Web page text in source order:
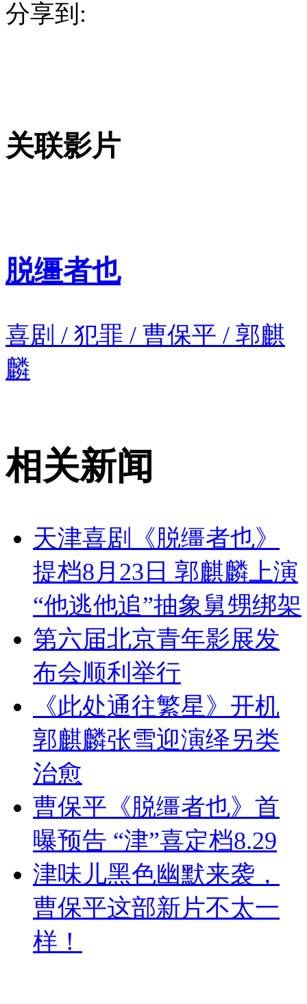
分享到:
关联影片
脱缰者也
喜剧 / 犯罪 / 曹保平 / 郭麒
麟
相关新闻
天津喜剧《脱缰者也》
提档8月23日 郭麒麟上演
“他逃他追”抽象舅甥绑架
第六届北京青年影展发
布会顺利举行
《此处通往繁星》开机
郭麒麟张雪迎演绎另类
治愈
曹保平《脱缰者也》首
曝预告 “津”喜定档8.29
津味儿黑色幽默来袭，
曹保平这部新片不太一
样！